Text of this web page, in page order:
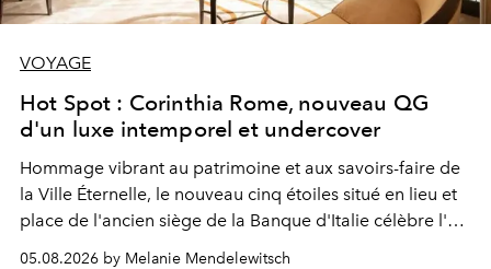
VOYAGE
Hot Spot : Corinthia Rome, nouveau QG
d'un luxe intemporel et undercover
Hommage vibrant au patrimoine et aux savoirs-faire de
la Ville Éternelle, le nouveau cinq étoiles situé en lieu et
place de l'ancien siège de la Banque d'Italie célèbre l'art
05.08.2026 by Melanie Mendelewitsch